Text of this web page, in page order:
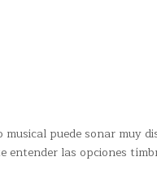
puede sonar muy
las opciones